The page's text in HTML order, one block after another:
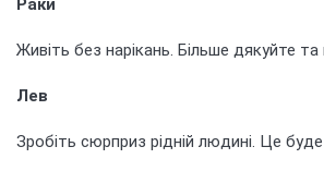
Раки
Живіть без нарікань. Більше дякуйте
Лев
Зробіть сюрприз рідній людині. Це